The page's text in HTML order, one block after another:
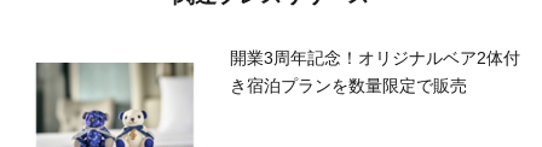
開業3周年記念！オリジナルベア2体付
き宿泊プランを数量限定で販売